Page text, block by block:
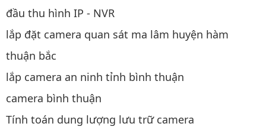
đầu thu hình IP - NVR
lắp đặt camera quan sát ma lâm huyện hàm
thuận bắc
lắp camera an ninh tỉnh bình thuận
camera bình thuận
Tính toán dung lượng lưu trữ camera